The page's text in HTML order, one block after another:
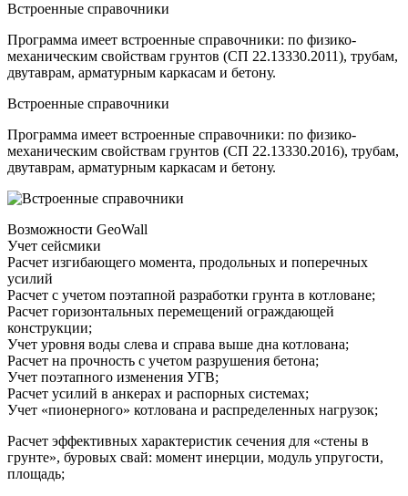
Встроенные справочники
Программа имеет встроенные справочники: по физико-
механическим свойствам грунтов (СП 22.13330.2011), трубам,
двутаврам, арматурным каркасам и бетону.
Встроенные справочники
Программа имеет встроенные справочники: по физико-
механическим свойствам грунтов (СП 22.13330.2016), трубам,
двутаврам, арматурным каркасам и бетону.
Возможности GeoWall
Учет сейсмики
Расчет изгибающего момента, продольных и поперечных
усилий
Расчет с учетом поэтапной разработки грунта в котловане;
Расчет горизонтальных перемещений ограждающей
конструкции;
Учет уровня воды слева и справа выше дна котлована;
Расчет на прочность с учетом разрушения бетона;
Учет поэтапного изменения УГВ;
Расчет усилий в анкерах и распорных системах;
Учет «пионерного» котлована и распределенных нагрузок;
Расчет эффективных характеристик сечения для «стены в
грунте», буровых свай: момент инерции, модуль упругости,
площадь;